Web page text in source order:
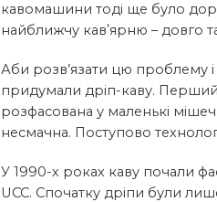
кавомашини тоді ще було
найближчу кавʼярню – довго
Аби розв’язати цю проблему
придумали дріп-каву.
розфасована у маленькі
несмачна. Поступово
У 1990-х роках каву почали
UCC. Спочатку дріпи були